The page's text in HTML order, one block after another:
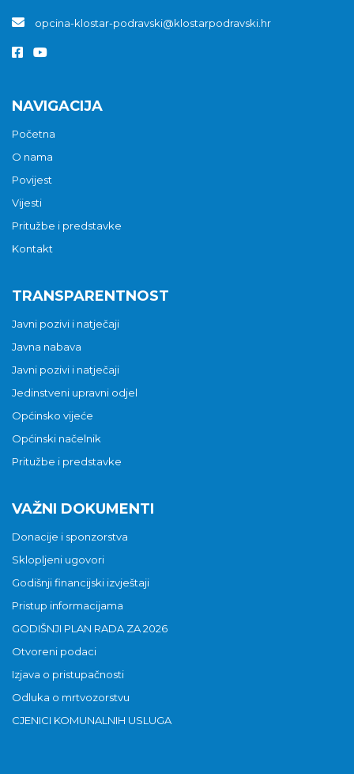
opcina-klostar-podravski@klostarpodravski.hr
NAVIGACIJA
Početna
O nama
Povijest
Vijesti
Pritužbe i predstavke
Kontakt
TRANSPARENTNOST
Javni pozivi i natječaji
Javna nabava
Javni pozivi i natječaji
Jedinstveni upravni odjel
Općinsko vijeće
Općinski načelnik
Pritužbe i predstavke
VAŽNI DOKUMENTI
Donacije i sponzorstva
Sklopljeni ugovori
Godišnji financijski izvještaji
Pristup informacijama
GODIŠNJI PLAN RADA ZA 2026
Otvoreni podaci
Izjava o pristupačnosti
Odluka o mrtvozorstvu
CJENICI KOMUNALNIH USLUGA